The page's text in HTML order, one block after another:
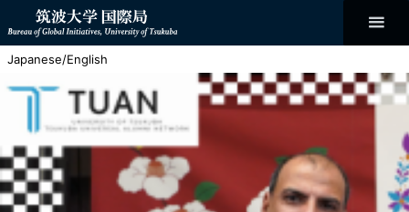
テ
ン
ツ
へ
キ
Bureau of
Global
Initiatives
Japanese/English